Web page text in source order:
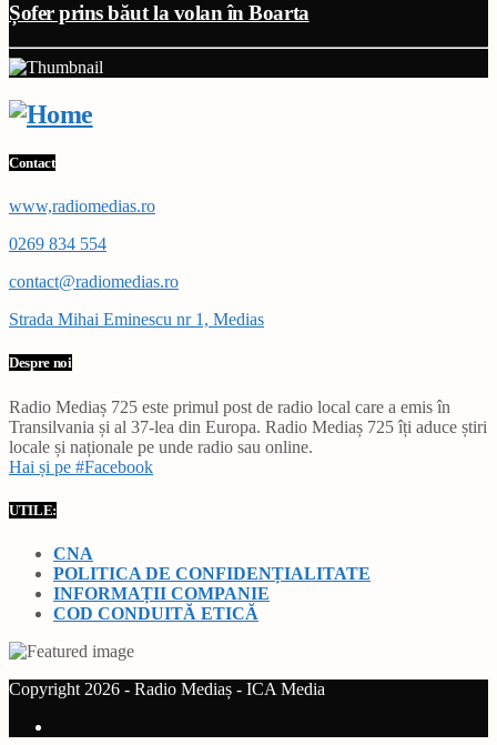
Șofer prins băut la volan în Boarta
Contact
www,radiomedias.ro
0269 834 554
contact@radiomedias.ro
Strada Mihai Eminescu nr 1, Medias
Despre noi
Radio Mediaș 725 este primul post de radio local care a emis în
Transilvania și al 37-lea din Europa. Radio Mediaș 725 îți aduce știri
locale și naționale pe unde radio sau online.
Hai și pe #Facebook
UTILE:
CNA
POLITICA DE CONFIDENȚIALITATE
INFORMAȚII COMPANIE
COD CONDUITĂ ETICĂ
Copyright 2026 - Radio Mediaș - ICA Media